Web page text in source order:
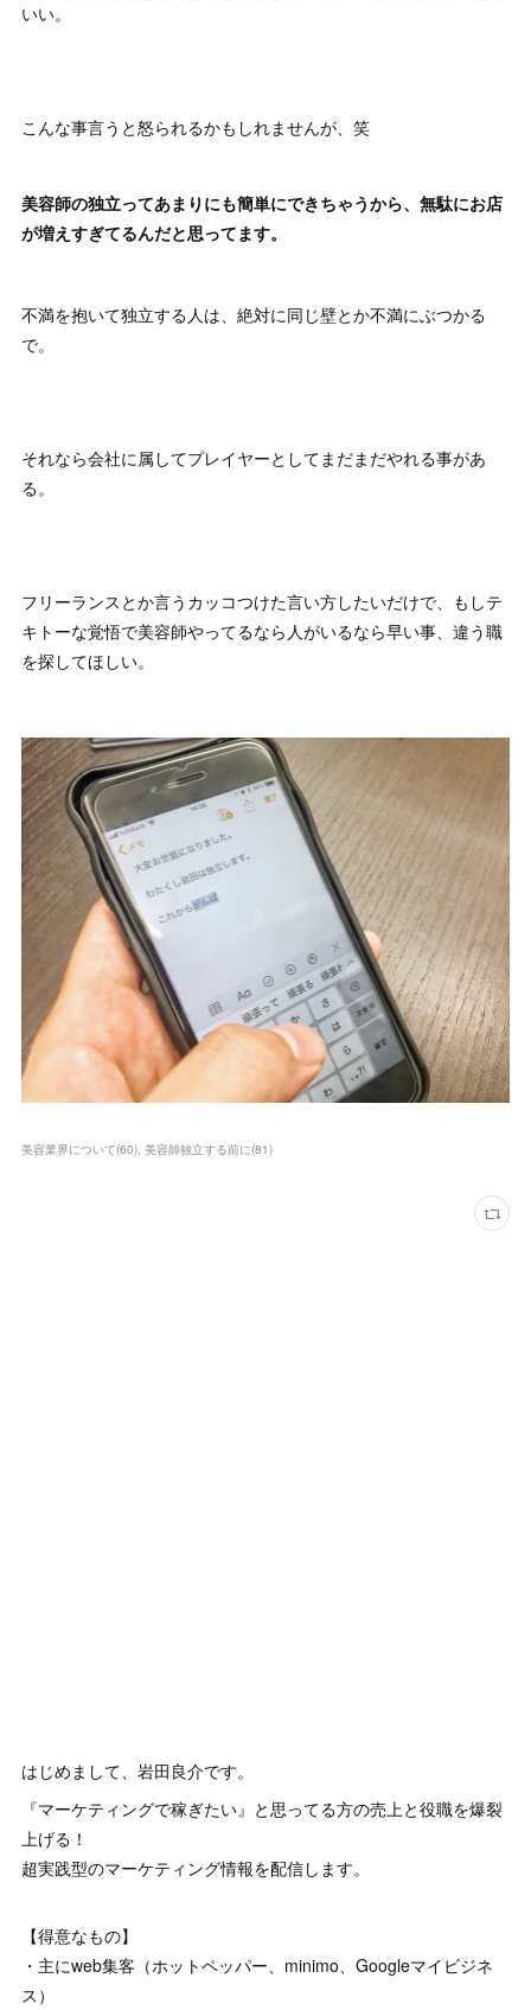
いい。
こんな事言うと怒られるかもしれませんが、笑
美容師の独立ってあまりにも簡単にできちゃうから、無駄にお店
が増えすぎてるんだと思ってます。
不満を抱いて独立する人は、絶対に同じ壁とか不満にぶつかる
で。
それなら会社に属してプレイヤーとしてまだまだやれる事があ
る。
フリーランスとか言うカッコつけた言い方したいだけで、もしテ
キトーな覚悟で美容師やってるなら人がいるなら早い事、違う職
を探してほしい。
美容業界について(60) 美容師独立する前に(81)
はじめまして、岩田良介です。
『マーケティングで稼ぎたい』と思ってる方の売上と役職を爆裂
上げる！
超実践型のマーケティング情報を配信します。
【得意なもの】
・主にweb集客（ホットペッパー、minimo、Googleマイビジネ
ス）